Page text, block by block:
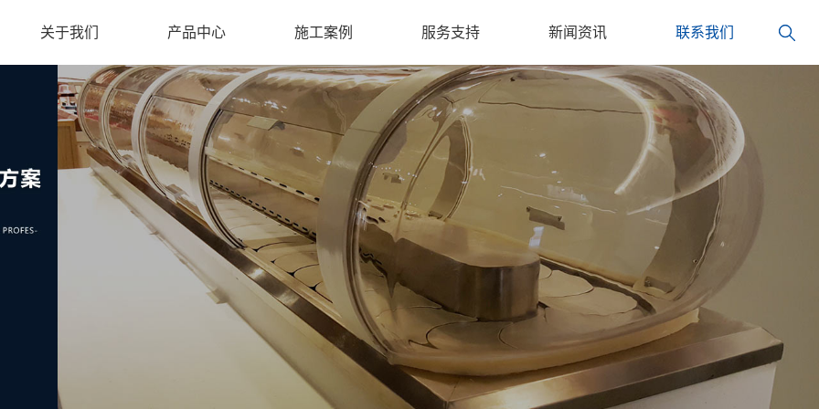
关于我们 产品中心 施工案例 服务支持 新闻资讯 联系我们